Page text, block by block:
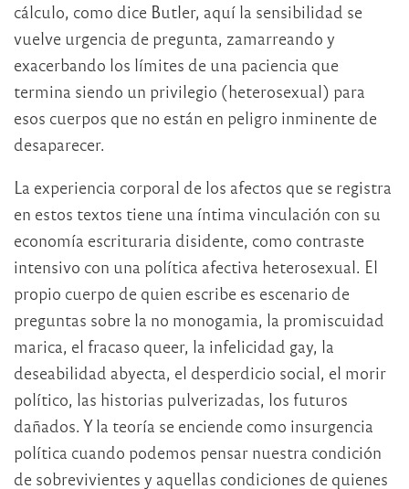
cálculo, como dice Butler, aquí la sensibilidad se
vuelve urgencia de pregunta, zamarreando y
exacerbando los límites de una paciencia que
termina siendo un privilegio (heterosexual) para
esos cuerpos que no están en peligro inminente de
desaparecer.
La experiencia corporal de los afectos que se registra
en estos textos tiene una íntima vinculación con su
economía escrituraria disidente, como contraste
intensivo con una política afectiva heterosexual. El
propio cuerpo de quien escribe es escenario de
preguntas sobre la no monogamia, la promiscuidad
marica, el fracaso queer, la infelicidad gay, la
deseabilidad abyecta, el desperdicio social, el morir
político, las historias pulverizadas, los futuros
dañados. Y la teoría se enciende como insurgencia
política cuando podemos pensar nuestra condición
de sobrevivientes y aquellas condiciones de quienes